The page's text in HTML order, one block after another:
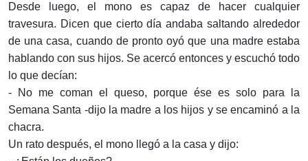
Desde luego, el mono es capaz de hacer cualquier
travesura. Dicen que cierto día andaba saltando alrededor
de una casa, cuando de pronto oyó que una madre estaba
hablando con sus hijos. Se acercó entonces y escuchó todo
lo que decían:
- No me coman el queso, porque ése es solo para la
Semana Santa -dijo la madre a los hijos y se encaminó a la
chacra.
Un rato después, el mono llegó a la casa y dijo: